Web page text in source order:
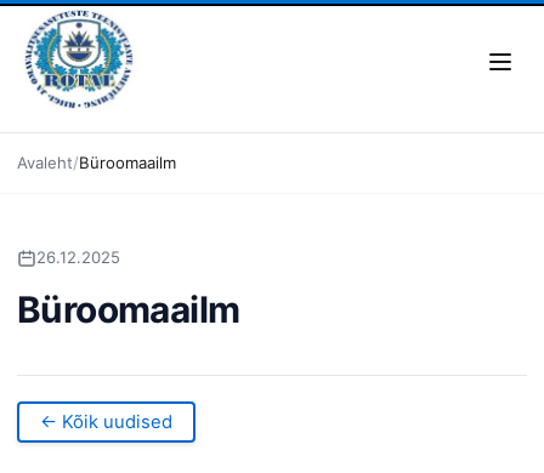
Avaleht Büroomaailm
26.12.2025
Büroomaailm
← Kõik uudised